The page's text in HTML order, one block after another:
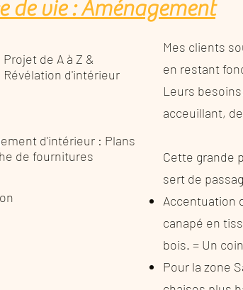
de vie : Aménagement
Projet de A à Z &
Révélation d'intérieur
d'intérieur : Plans
de fournitures
Mes clients
en restant
Leurs
acceuillant,
Cette grande
sert de
Accentuation
canapé en
bois. = Un
Pour la zone